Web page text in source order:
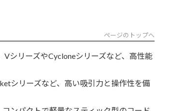
ページのトップへ
シリーズやCycloneシリーズなど、高性能
シリーズなど、高い吸引力と操作性を備